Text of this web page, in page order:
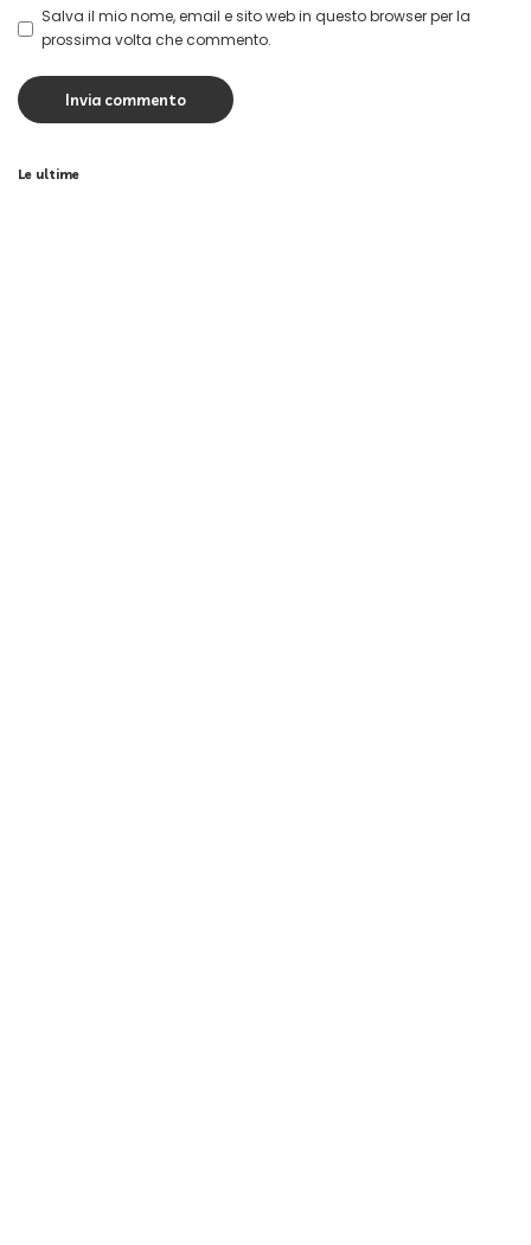
Salva il mio nome, email e sito web in questo browser per la
prossima volta che commento.
Le ultime